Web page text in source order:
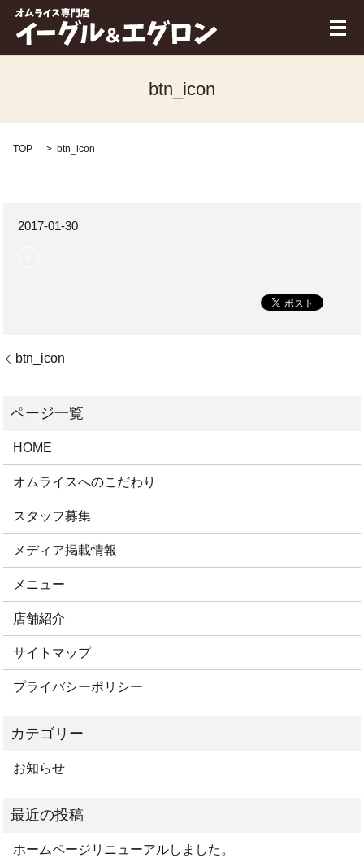
メ
btn_icon
TOP btn_icon
2017-01-30
btn_icon
HOME
オムライスへのこだわり
スタッフ募集
メディア掲載情報
メニュー
店舗紹介
サイトマップ
プライバシーポリシー
お知らせ
ホームページリニューアルしました。